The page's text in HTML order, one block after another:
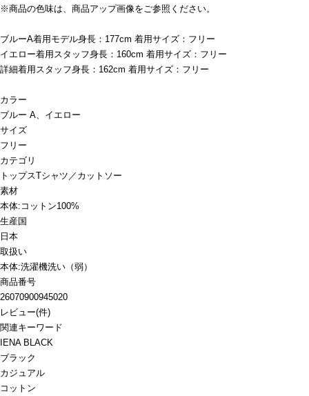
※商品の色味は、商品アップ画像をご参照ください。
ブルーA着用モデル身長：177cm 着用サイズ：フリー
イエロー着用スタッフ身長：160cm 着用サイズ：フリー
詳細着用スタッフ身長：162cm 着用サイズ：フリー
カラー
ブルー A、イエロー
サイズ
フリー
カテゴリ
トップスTシャツ／カットソー
素材
本体:コットン100%
生産国
日本
取扱い
本体:洗濯機洗い（弱）
商品番号
26070900945020
レビュー(件)
関連キーワード
IENA BLACK
ブラック
カジュアル
コットン